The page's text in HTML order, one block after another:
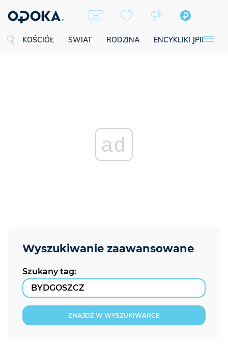
KOŚCIÓŁ ŚWIAT RODZINA ENCYKLIKI JPII
ad
Szukany tag:
ZNAJDŹ W WYSZUKIWARCE